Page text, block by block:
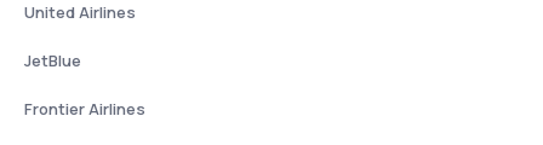
United Airlines
JetBlue
Frontier Airlines